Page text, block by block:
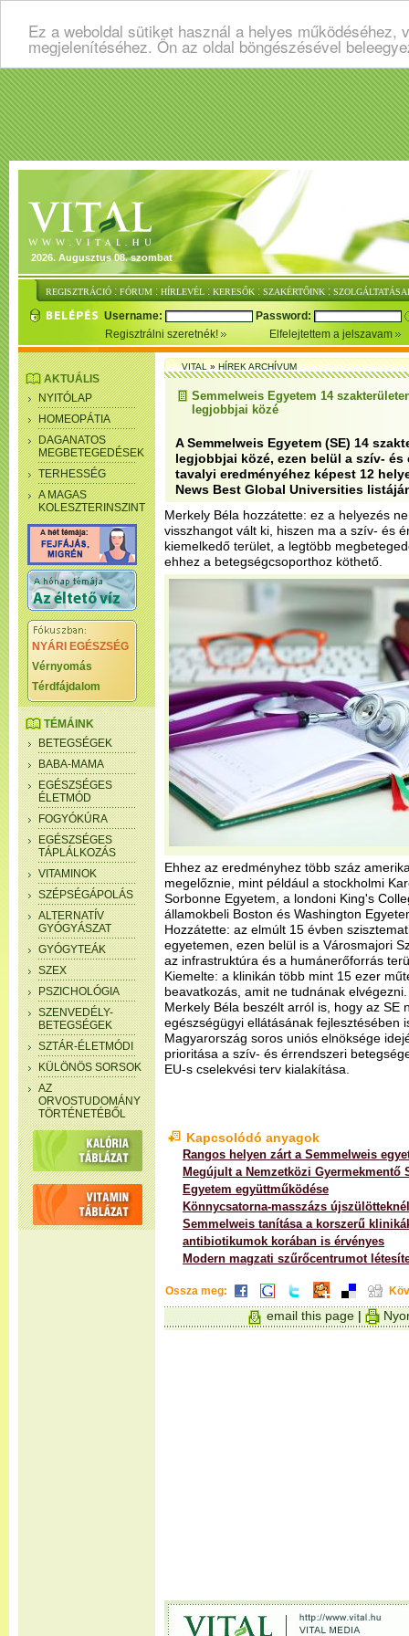
Ez a weboldal sütiket használ a helyes
megjelenítéséhez. Ön az oldal böngészésével
2026. Augusztus 08. szombat
REGISZTRÁCIÓ : FÓRUM : HÍRLEVÉL : KERESŐK : SZAKÉRTŐINK :
Username:
Password:
Regisztrálni szeretnék!
Elfelejtettem a jelszavam
AKTUÁLIS
NYITÓLAP
HOMEOPÁTIA
DAGANATOS
MEGBETEGEDÉSEK
TERHESSÉG
A MAGAS
KOLESZTERINSZINT
NYÁRI EGÉSZSÉG
Vérnyomás
Térdfájdalom
TÉMÁINK
BETEGSÉGEK
BABA-MAMA
EGÉSZSÉGES
ÉLETMÓD
FOGYÓKÚRA
EGÉSZSÉGES
TÁPLÁLKOZÁS
VITAMINOK
SZÉPSÉGÁPOLÁS
ALTERNATÍV
GYÓGYÁSZAT
GYÓGYTEÁK
SZEX
PSZICHOLÓGIA
SZENVEDÉLY-
BETEGSÉGEK
SZTÁR-ÉLETMÓDI
KÜLÖNÖS SORSOK
AZ
ORVOSTUDOMÁNY
TÖRTÉNETÉBŐL
VITAL»HÍREK ARCHÍVUM
Semmelweis Egyetem 14
legjobbjai közé
A Semmelweis Egyetem (SE) 14
legjobbjai közé, ezen belül a szív-
tavalyi eredményéhez képest 12
News Best Global Universities
Merkely Béla hozzátette: ez a helyezés
visszhangot vált ki, hiszen ma a szív- és
kiemelkedő terület, a legtöbb
ehhez a betegségcsoporthoz köthető.
Ehhez az eredményhez több száz
megelőznie, mint például a stockholmi
Sorbonne Egyetem, a londoni King's
államokbeli Boston és Washington
Hozzátette: az elmúlt 15 évben
egyetemen, ezen belül is a Városmajori
az infrastruktúra és a humánerőforrás
Kiemelte: a klinikán több mint 15 ezer
beavatkozás, amit ne tudnának elvégezni.
Merkely Béla beszélt arról is, hogy az SE
egészségügyi ellátásának fejlesztésében
Magyarország soros uniós elnöksége
prioritása a szív- és érrendszeri
EU-s cselekvési terv kialakítása.
Kapcsolódó anyagok
Rangos helyen zárt a Semmelweis
Megújult a Nemzetközi Gyermekmentő
Egyetem együttműködése
Könnycsatorna-masszázs
Semmelweis tanítása a korszerű
antibiotikumok korában is érvényes
Modern magzati szűrőcentrumot
Ossza meg:
email this page|